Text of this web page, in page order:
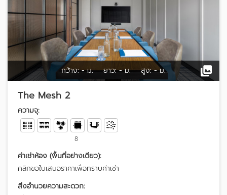
กว้าง: - ม. ยาว: - ม. สูง: - ม.
The Mesh 2
ความจุ:
8
ค่าเช่าห้อง (พื้นที่อย่างเดียว):
คลิกขอใบเสนอราคาเพื่อทราบค่าเช่า
สิ่งอำนวยความสะดวก: